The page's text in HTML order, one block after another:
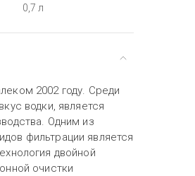
0,7 л
2002 году. Среди
водки, является
Одним из
фильтрации является
двойной
очистки